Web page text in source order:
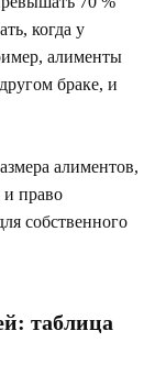
когда у
алименты
браке, и
алиментов,
и право
собственного
таблица